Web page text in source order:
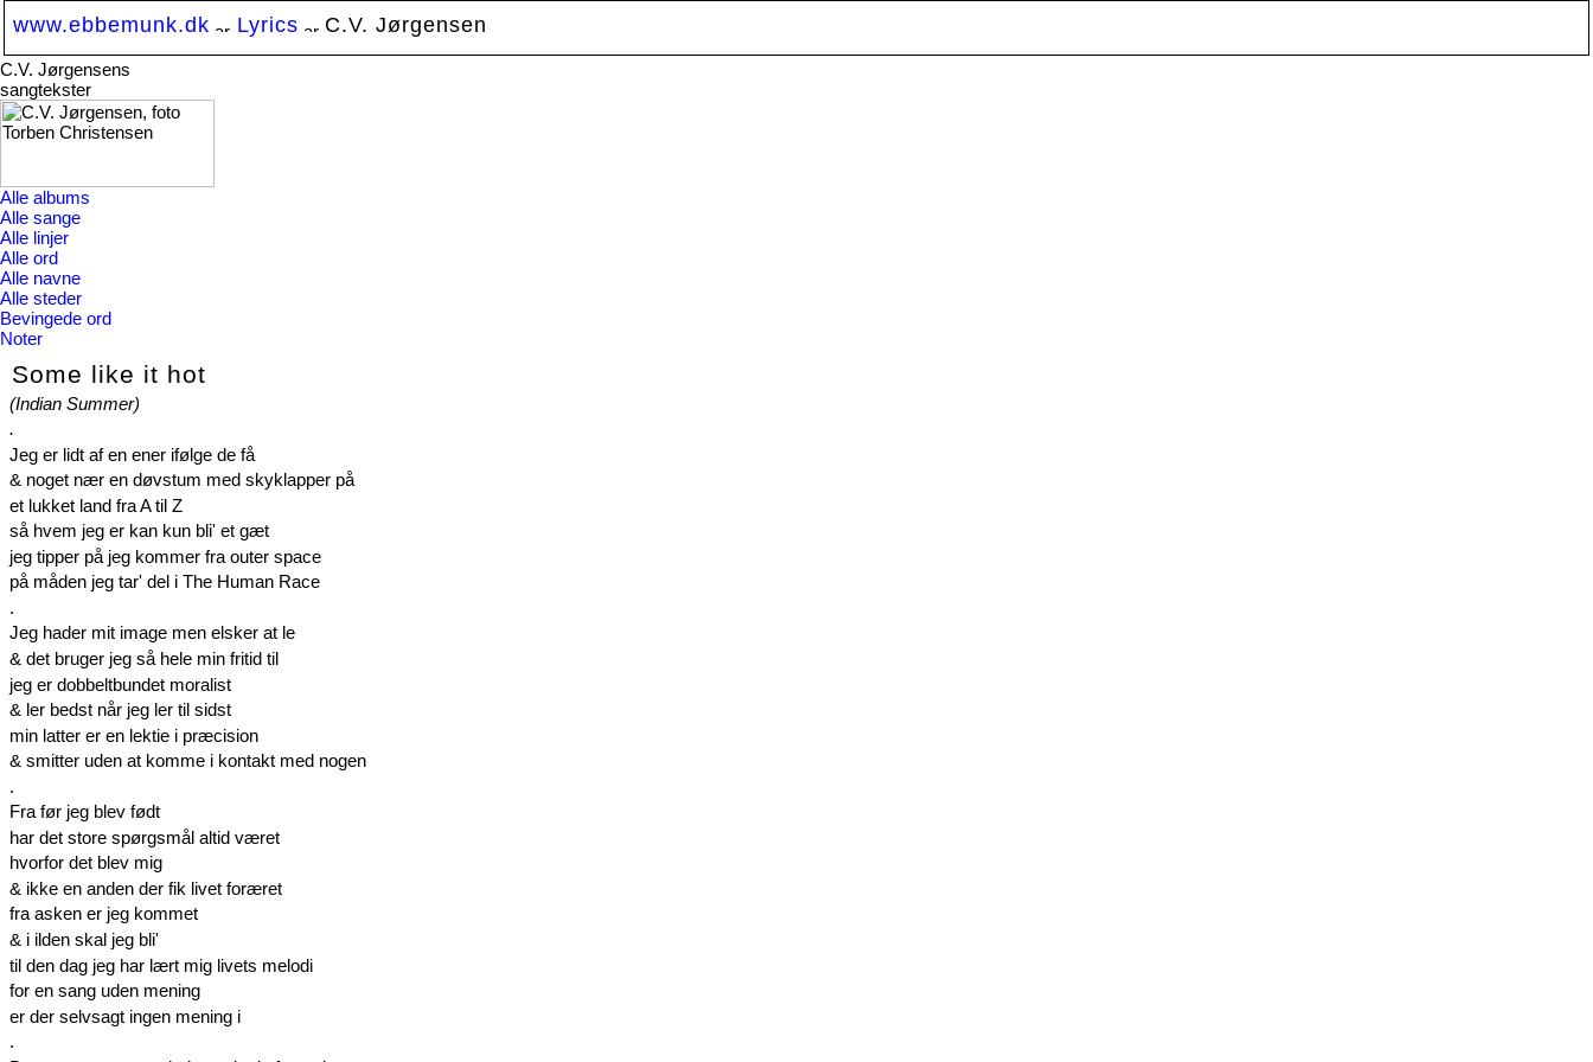
www.ebbemunk.dk Lyrics C.V. Jørgensen
C.V. Jørgensens
sangtekster
Alle albums
Alle sange
Alle linjer
Alle ord
Alle navne
Alle steder
Bevingede ord
Noter
Some like it hot
(Indian Summer)
.
Jeg er lidt af en ener ifølge de få
& noget nær en døvstum med skyklapper på
et lukket land fra A til Z
så hvem jeg er kan kun bli' et gæt
jeg tipper på jeg kommer fra outer space
på måden jeg tar' del i The Human Race
.
Jeg hader mit image men elsker at le
& det bruger jeg så hele min fritid til
jeg er dobbeltbundet moralist
& ler bedst når jeg ler til sidst
min latter er en lektie i præcision
& smitter uden at komme i kontakt med nogen
.
Fra før jeg blev født
har det store spørgsmål altid været
hvorfor det blev mig
& ikke en anden der fik livet foræret
fra asken er jeg kommet
& i ilden skal jeg bli'
til den dag jeg har lært mig livets melodi
for en sang uden mening
er der selvsagt ingen mening i
.